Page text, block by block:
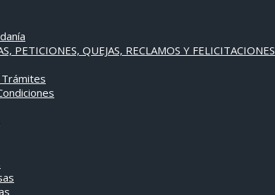
PETICIONES, QUEJAS, RECLAMOS Y FELICITACIONES